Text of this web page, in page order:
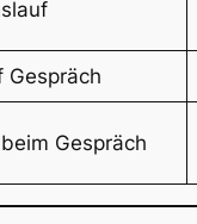
Gespräch
Gespräch